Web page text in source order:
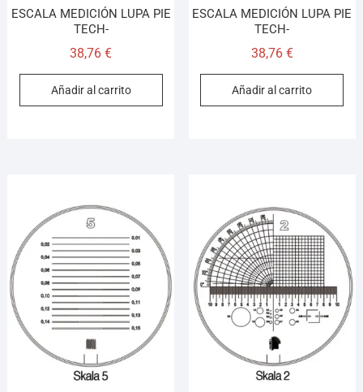
ESCALA MEDICIÓN LUPA PIE
TECH-
38,76€
Añadir al carrito
ESCALA MEDICIÓN LUPA PIE
TECH-
38,76 €
Añadir al carrito